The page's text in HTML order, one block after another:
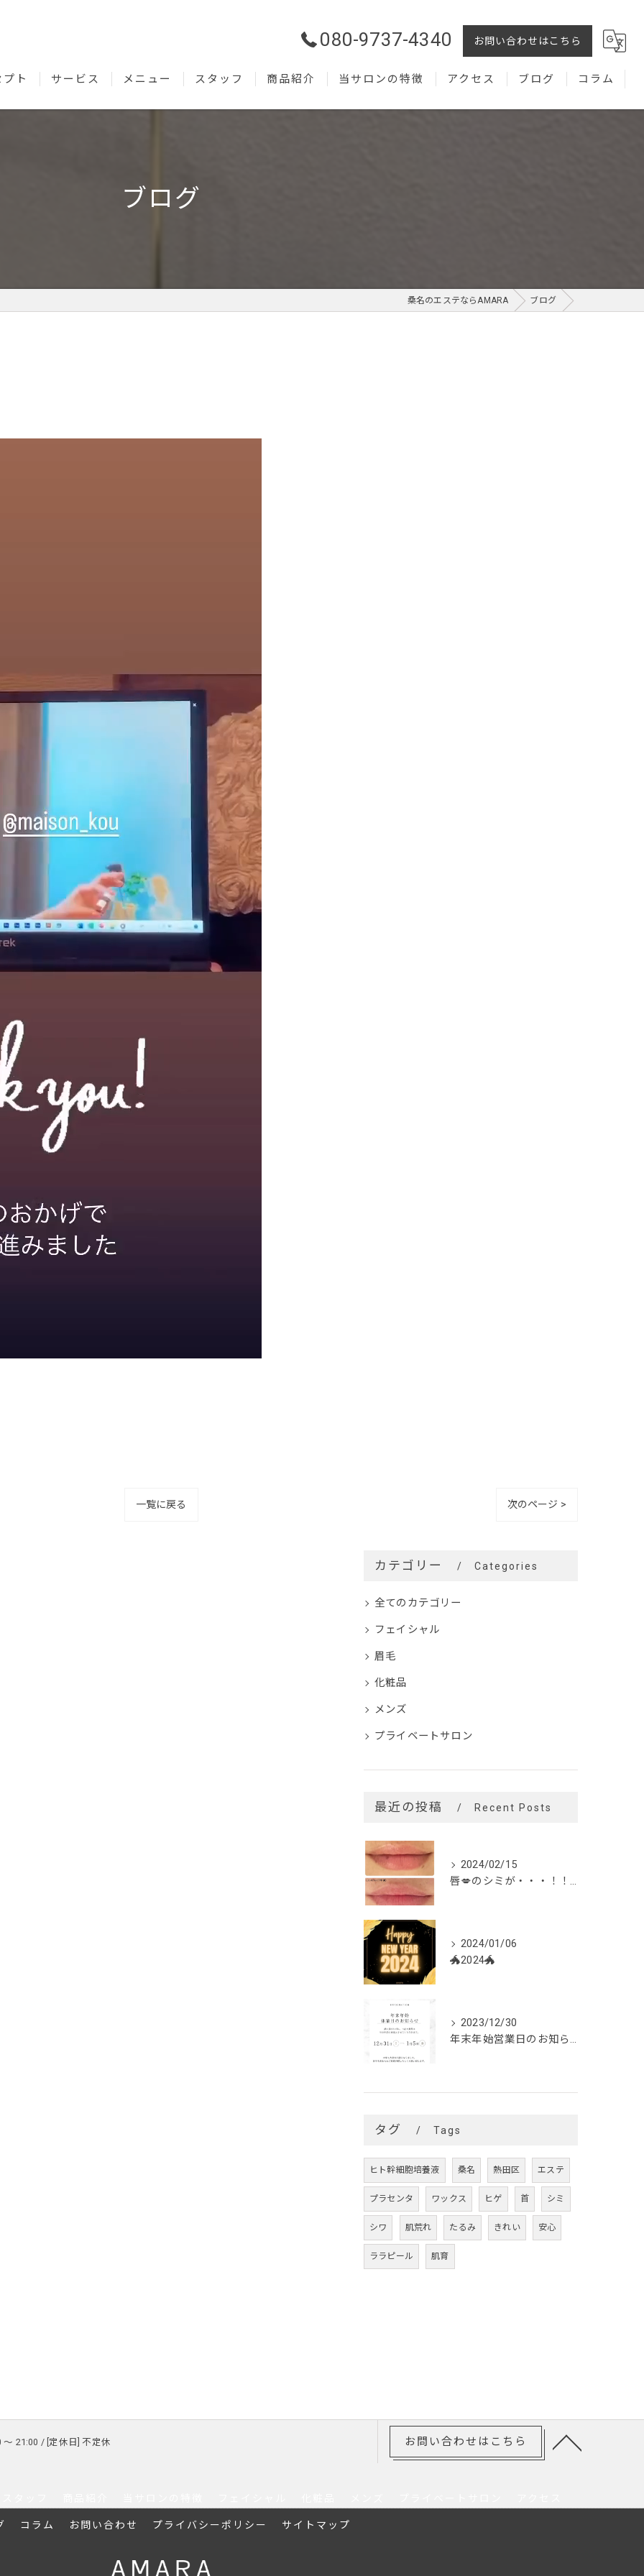
080-9737-4340 お問い合わせはこちら
プト サービス メニュー スタッフ 商品紹介 当サロンの特徴 アクセス ブログ コラム
ブログ
桑名のエステならAMARA ブログ
一覧に戻る 次のページ >
カテゴリー Categories
全てのカテゴリー
フェイシャル
眉毛
化粧品
メンズ
プライベートサロン
最近の投稿 Recent Posts
2024/02/15
唇💋のシミが・・・！！！
2024/01/06
🐲2024🐲
2023/12/30
年末年始営業日のお知らせです❥
タグ Tags
ヒト幹細胞培養液 桑名 熱田区 エステ
プラセンタ ワックス ヒゲ 首 シミ
シワ 肌荒れ たるみ きれい 安心
ララピール 肌育
〜 21:00 / [定休日] 不定休 お問い合わせはこちら
コラム お問い合わせ プライバシーポリシー サイトマップ